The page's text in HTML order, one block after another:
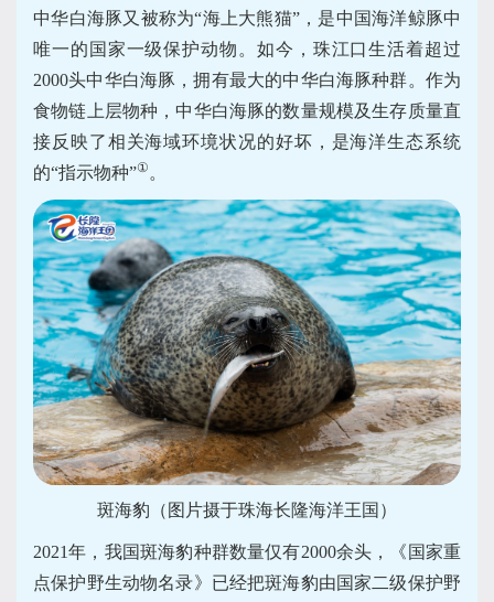
中华白海豚又被称为“海上大熊猫”，是中国海洋鲸豚中
唯一的国家一级保护动物。如今，珠江口生活着超过
2000头中华白海豚，拥有最大的中华白海豚种群。作为
食物链上层物种，中华白海豚的数量规模及生存质量直
接反映了相关海域环境状况的好坏，是海洋生态系统
的“指示物种”① 。
斑海豹（图片摄于珠海长隆海洋王国）
2021年，我国斑海豹种群数量仅有2000余头，《国家重
点保护野生动物名录》已经把斑海豹由国家二级保护野